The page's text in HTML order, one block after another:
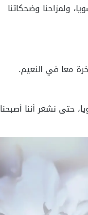
ولمزاحنا وضحكاتنا
معا في النعيم.
حتى نشعر أننا أصبحنا